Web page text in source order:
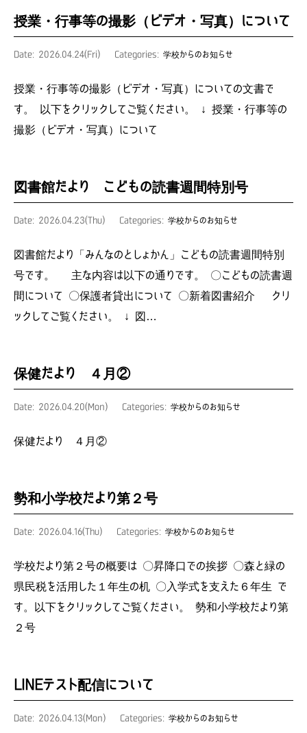
授業・行事等の撮影（ビデオ・写真）について
Date: 2026.04.24(Fri) Categories: 学校からのお知らせ
授業・行事等の撮影（ビデオ・写真）についての文書で
す。 以下をクリックしてご覧ください。 ↓ 授業・行事等の
撮影（ビデオ・写真）について
図書館だより こどもの読書週間特別号
Date: 2026.04.23(Thu) Categories: 学校からのお知らせ
図書館だより「みんなのとしょかん」こどもの読書週間特別
号です。 主な内容は以下の通りです。 〇こどもの読書週
間について 〇保護者貸出について 〇新着図書紹介 クリ
ックしてご覧ください。 ↓ 図…
保健だより ４月②
Date: 2026.04.20(Mon) Categories: 学校からのお知らせ
保健だより ４月②
勢和小学校だより第２号
Date: 2026.04.16(Thu) Categories: 学校からのお知らせ
学校だより第２号の概要は 〇昇降口での挨拶 〇森と緑の
県民税を活用した１年生の机 〇入学式を支えた６年生 で
す。以下をクリックしてご覧ください。 勢和小学校だより第
２号
LINEテスト配信について
Date: 2026.04.13(Mon) Categories: 学校からのお知らせ